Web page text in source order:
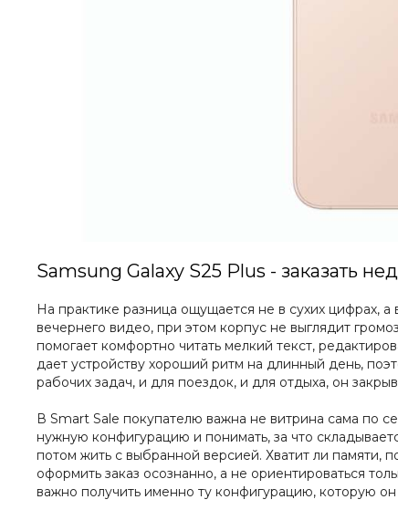
Samsung Galaxy S25 Plus - заказать
На практике разница ощущается не в сухих цифрах,
вечернего видео, при этом корпус не выглядит
помогает комфортно читать мелкий текст,
дает устройству хороший ритм на длинный день,
рабочих задач, и для поездок, и для отдыха, он
В Smart Sale покупателю важна не витрина сама по
нужную конфигурацию и понимать, за что
потом жить с выбранной версией. Хватит ли памяти,
оформить заказ осознанно, а не ориентироваться
важно получить именно ту конфигурацию, которую